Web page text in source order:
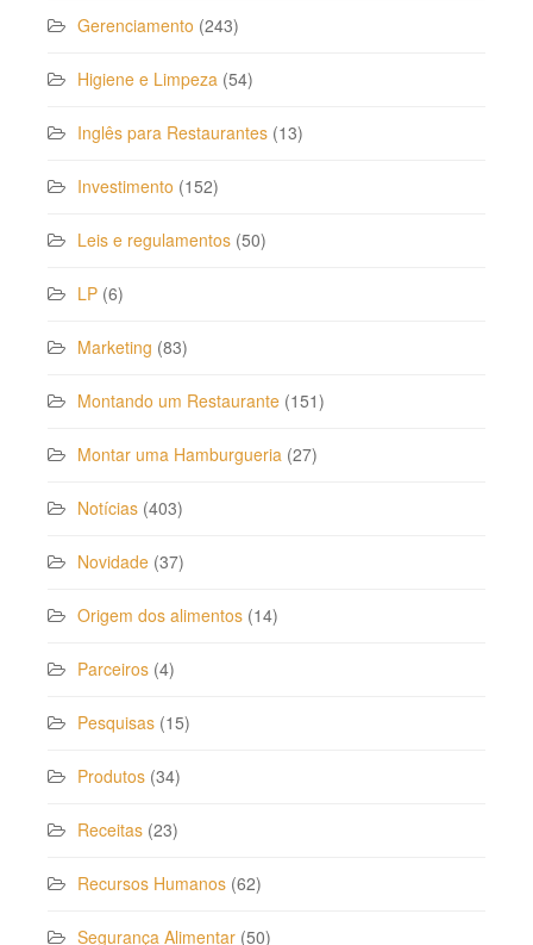
Gerenciamento (243)
Higiene e Limpeza (54)
Inglês para Restaurantes (13)
Investimento (152)
Leis e regulamentos (50)
LP (6)
Marketing (83)
Montando um Restaurante (151)
Montar uma Hamburgueria (27)
Notícias (403)
Novidade (37)
Origem dos alimentos (14)
Parceiros (4)
Pesquisas (15)
Produtos (34)
Receitas (23)
Recursos Humanos (62)
Segurança Alimentar (50)